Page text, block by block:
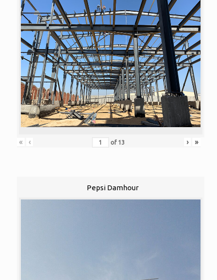
« ‹ of 13 › »
Pepsi Damhour